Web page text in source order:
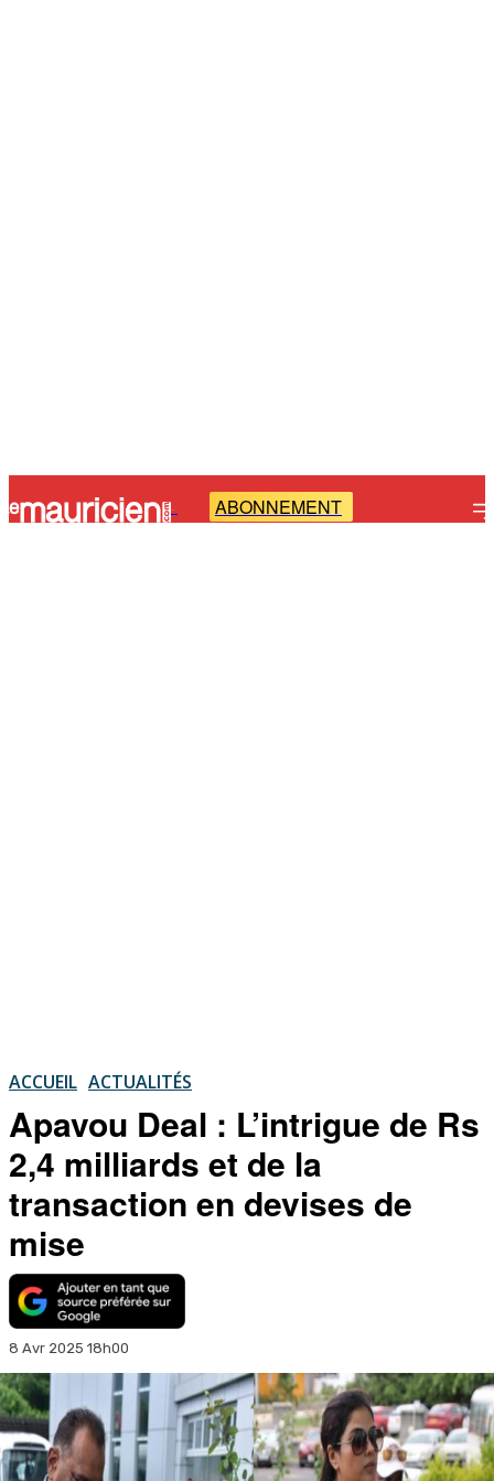
- ABONNEMENT
ACCUEIL ACTUALITÉS
Apavou Deal : L’intrigue de Rs
2,4 milliards et de la
transaction en devises de
mise
8 Avr 2025 18h00